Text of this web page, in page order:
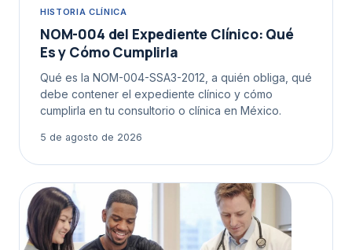
HISTORIA CLÍNICA
NOM-004 del Expediente Clínico: Qué
Es y Cómo Cumplirla
Qué es la NOM-004-SSA3-2012, a quién obliga, qué
debe contener el expediente clínico y cómo
cumplirla en tu consultorio o clínica en México.
5 de agosto de 2026